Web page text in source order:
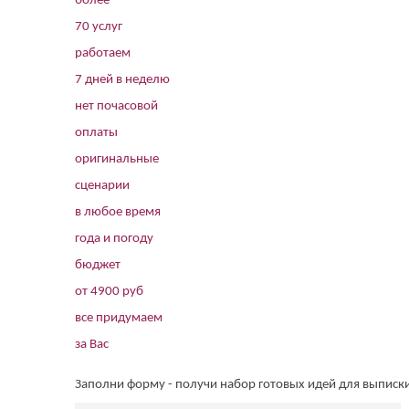
70 услуг
работаем
7 дней в неделю
нет почасовой
оплаты
оригинальные
сценарии
в любое время
года и погоду
бюджет
от 4900 руб
все придумаем
за Вас
Заполни форму - получи набор готовых идей для